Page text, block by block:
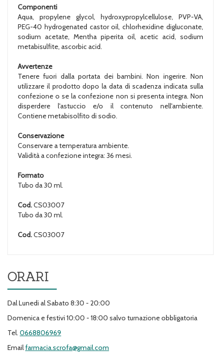
Componenti
Aqua, propylene glycol, hydroxypropylcellulose, PVP-VA,
PEG-40 hydrogenated castor oil, chlorhexidine digluconate,
sodium acetate, Mentha piperita oil, acetic acid, sodium
metabisulfite, ascorbic acid.
Avvertenze
Tenere fuori dalla portata dei bambini. Non ingerire. Non
utilizzare il prodotto dopo la data di scadenza indicata sulla
confezione o se la confezione non si presenta integra. Non
disperdere l'astuccio e/o il contenuto nell'ambiente.
Contiene metabisolfito di sodio.
Conservazione
Conservare a temperatura ambiente.
Validità a confezione integra: 36 mesi.
Formato
Tubo da 30 ml.
Cod.CS03007
Tubo da 30 ml.
Cod.CS03007
ORARI
Dal Lunedi al Sabato 8:30 - 20:00
Domenica e festivi 10:00 - 18:00 salvo turnazione obbligatoria
Tel. 0668806969
Emailfarmacia.scrofa@gmail.com